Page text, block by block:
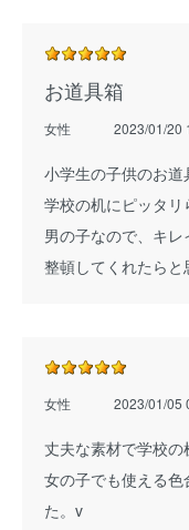
お道具箱
女性 2023/01/20
小学生の子供のお
学校の机にピッタリ
男の子なので、キ
整頓してくれたらと
女性 2023/01/05
丈夫な素材で学校の
女の子でも使える
た。v